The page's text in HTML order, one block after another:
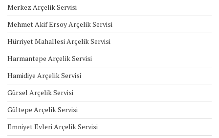
Merkez Arçelik Servisi
Mehmet Akif Ersoy Arçelik Servisi
Hürriyet Mahallesi Arçelik Servisi
Harmantepe Arçelik Servisi
Hamidiye Arçelik Servisi
Gürsel Arçelik Servisi
Gültepe Arçelik Servisi
Emniyet Evleri Arçelik Servisi